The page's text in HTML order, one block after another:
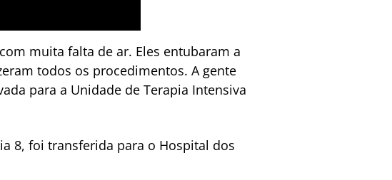
muita falta de ar. Eles entubaram a
todos os procedimentos. A gente
para a Unidade de Terapia Intensiva
8, foi transferida para o Hospital dos